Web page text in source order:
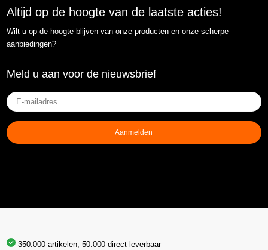
Altijd op de hoogte van de laatste acties!
Wilt u op de hoogte blijven van onze producten en onze scherpe
aanbiedingen?
Meld u aan voor de nieuwsbrief
E-
mailadres(Vereist)
Aanmelden
350.000 artikelen, 50.000 direct leverbaar